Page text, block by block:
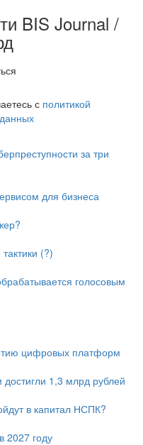
BIS Journal /
с политикой
за три
для бизнеса
(?)
голосовым
цифровых платформ
1,3 млрд рублей
в капитал НСПК?
2027 году